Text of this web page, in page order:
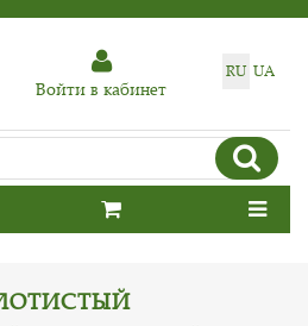
RU UA
Войти в кабинет